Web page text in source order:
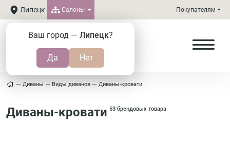
Липецк
Ваш город — Липецк?
Салоны Покупателям
Диваны Виды диванов Диваны-кровати
Диваны-кровати 53 брендовых товара